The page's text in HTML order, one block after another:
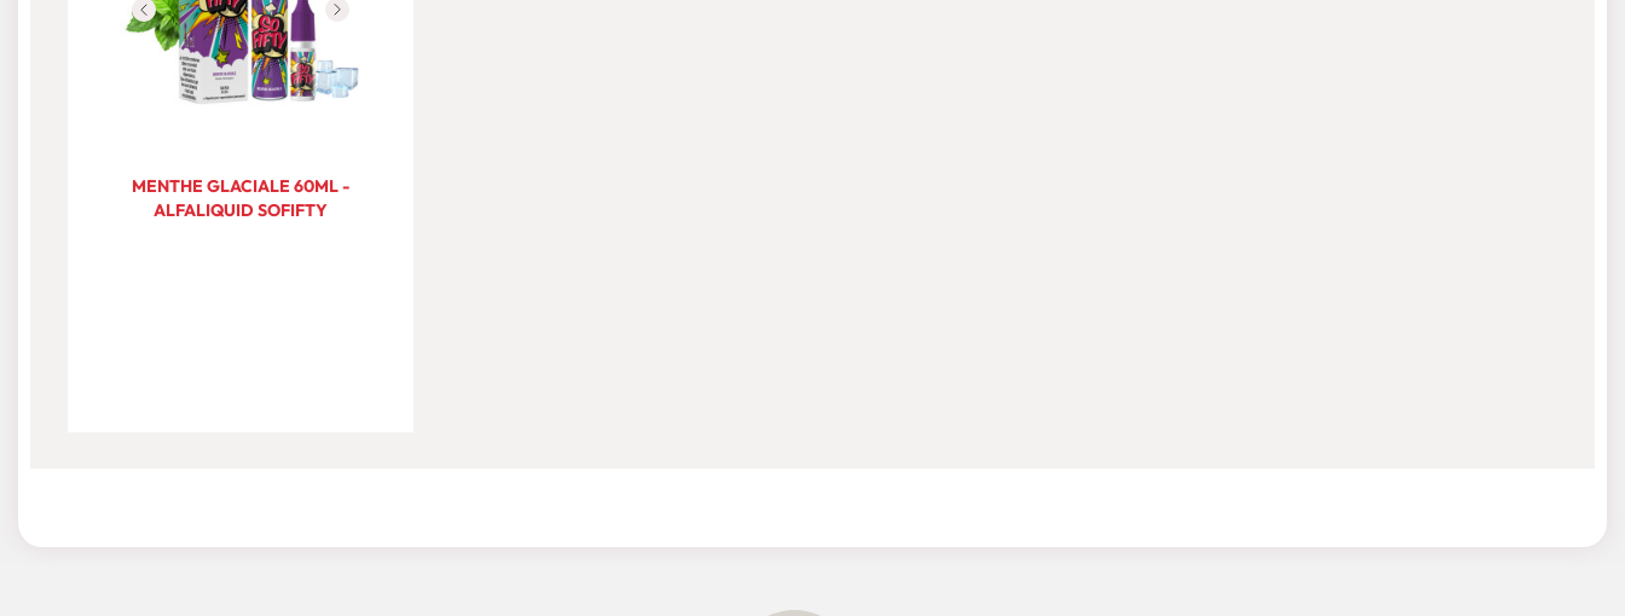
MENTHE GLACIALE 60ML -
ALFALIQUID SOFIFTY